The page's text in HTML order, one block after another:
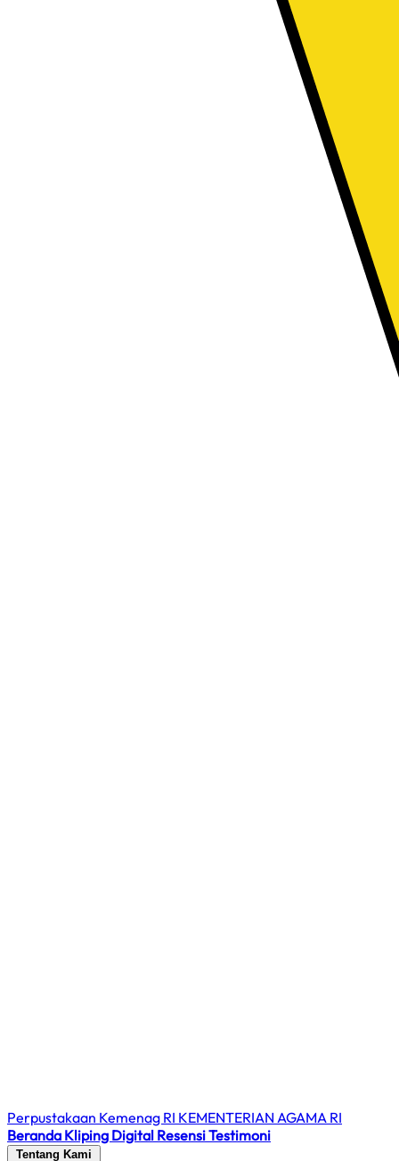
Perpustakaan Kemenag RI KEMENTERIAN AGAMA RI
Beranda Kliping Digital ResensiTestimoni
Tentang Kami